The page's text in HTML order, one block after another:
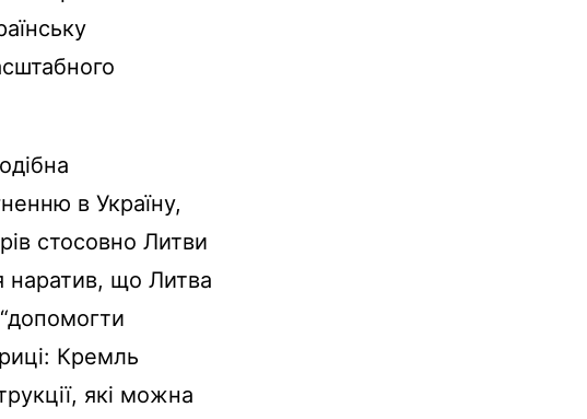
в Україну,
стосовно Литви
наратив, що Литва
Кремль
які можна